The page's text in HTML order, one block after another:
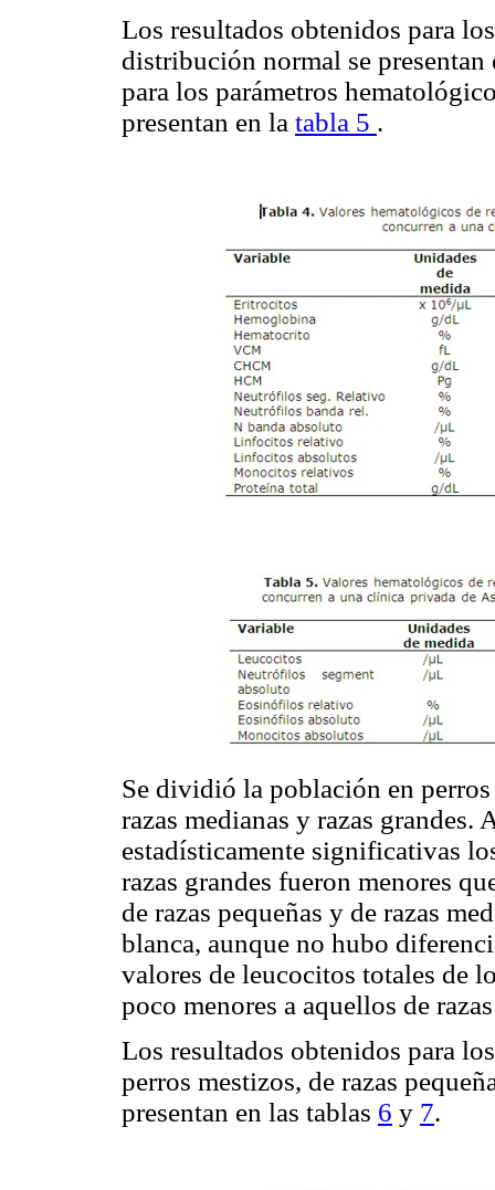
Los resultados obtenidos para
distribución normal se
para los parámetros
presentan en la tabla 5 .
Se dividió la población en perros
razas medianas y razas
estadísticamente significativas
razas grandes fueron menores
de razas pequeñas y de razas
blanca, aunque no hubo
valores de leucocitos totales de
poco menores a aquellos de
Los resultados obtenidos para
perros mestizos, de razas
presentan en las tablas 6 y 7.